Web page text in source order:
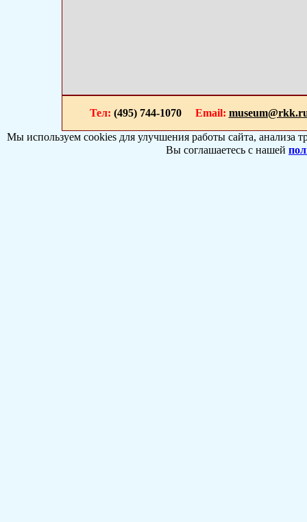
Тел: (495) 744-1070 Email:
Мы используем cookies для улучшения работы сайта, анализа
Вы соглашаетесь с нашей